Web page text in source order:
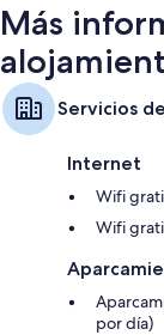
Más
Servicios
Internet
Wifi
Wifi
por día)